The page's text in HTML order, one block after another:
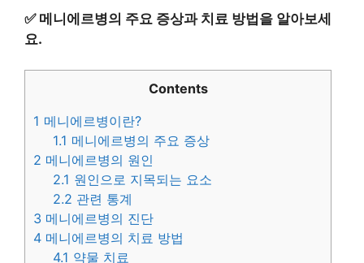
✅ 메니에르병의 주요 증상과 치료 방법을 알아보세
요.
Contents
1 메니에르병이란?
1.1 메니에르병의 주요 증상
2 메니에르병의 원인
2.1 원인으로 지목되는 요소
2.2 관련 통계
3 메니에르병의 진단
4 메니에르병의 치료 방법
4.1 약물 치료